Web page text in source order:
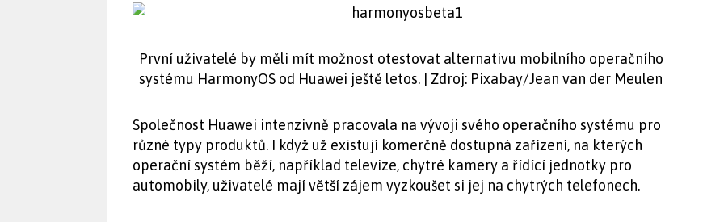
První uživatelé by měli mít možnost otestovat alternativu mobilního operačního
systému HarmonyOS od Huawei ještě letos. | Zdroj: Pixabay/Jean van der Meulen
Společnost Huawei intenzivně pracovala na vývoji svého operačního systému pro
různé typy produktů. I když už existují komerčně dostupná zařízení, na kterých
operační systém běží, například televize, chytré kamery a řídící jednotky pro
automobily, uživatelé mají větší zájem vyzkoušet si jej na chytrých telefonech.